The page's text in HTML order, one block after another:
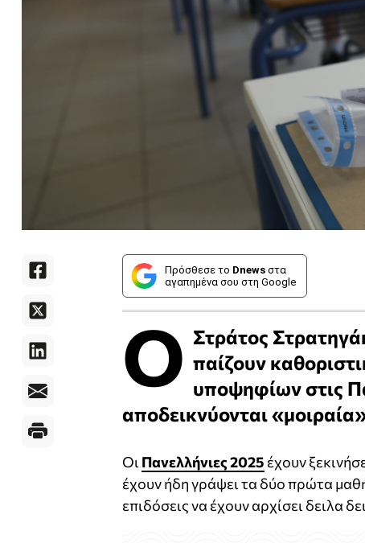
Πρόσθεσε το Dnews στα
αγαπημένα σου στη Google
Ο Στράτος
παίζουν
υποψηφίων στις
αποδεικνύονται
Οι Πανελλήνιες 2025 έχουν
έχουν ήδη γράψει τα δύο πρώτα
επιδόσεις να έχουν αρχίσει δειλα